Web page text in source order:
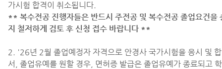
가시험 합격이 취소됩니다.
** 복수전공 진행자들은 반드시 주전공 및 복수전공 졸업요건을
지 철저하게 검토 후 신청 접수 바랍니다 **
2. '26년 2월 졸업예정자 자격으로 안경사 국가시험을 응시 및
서, 졸업유예를 원할 경우, 면허증 발급은 졸업유예가 종료되고